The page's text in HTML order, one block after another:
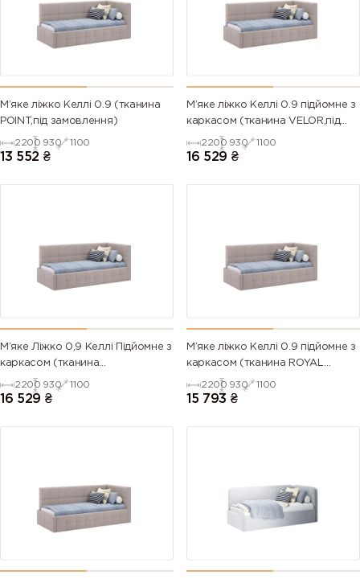
М’яке ліжко Келлі 0.9 (тканина
POINT,під замовлення)
2200 930 1100
13 552 ₴
М’яке ліжко Келлі 0.9 підйомне з
каркасом (тканина VELOR,під
замовлення)
2200 930 1100
16 529 ₴
М’яке Ліжко 0,9 Келлі Підйомне з
каркасом (тканина
SYMPHONY,під замовлення)
2200 930 1100
16 529 ₴
М’яке ліжко Келлі 0.9 підйомне з
каркасом (тканина ROYAL
VELVET,під замовлення)
2200 930 1100
15 793 ₴